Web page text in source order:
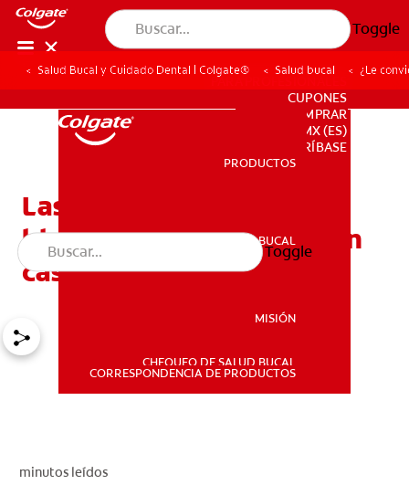
Toggle
PRODUCTOS
SALUD BUCAL
PARA PROFESIONALES
CUPONES
DONDE COMPRAR
MX (ES)
SUSCRÍBASE
PRODUCTOS
SALUD BUCAL
MISIÓN
CHEQUEO DE SALUD BUCAL
CORRESPONDENCIA DE PRODUCTOS
Toggle
Salud Bucal y Cuidado Dental | Colgate® Salud bucal ¿Le
Las mejores opciones de
blanqueamiento dental en
casa
minutos leídos